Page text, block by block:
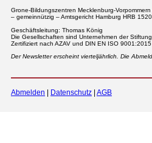
Grone-Bildungszentren Mecklenburg-Vorpommern
– gemeinnützig – Amtsgericht Hamburg HRB
Geschäftsleitung: Thomas König
Die Gesellschaften sind Unternehmen der
Zertifiziert nach AZAV und DIN EN ISO 9001:2015
Der Newsletter erscheint vierteljährlich. Die
Abmelden Datenschutz AGB